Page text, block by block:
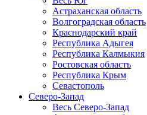
Астраханская область
Волгоградская область
Краснодарский край
Республика Адыгея
Республика Калмыкия
Ростовская область
Республика Крым
Севастополь
Северо-Запад
Весь Северо-Запад